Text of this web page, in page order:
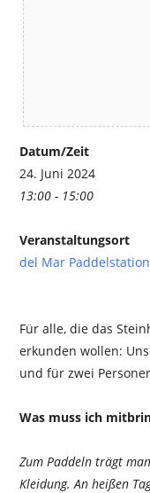
Datum/Zeit
24. Juni 2024
13:00 - 15:00
Veranstaltungsort
del Mar Paddelstation
Für alle, die das
erkunden wollen:
und für zwei
Was muss ich
Zum Paddeln trägt
Kleidung. An heißen